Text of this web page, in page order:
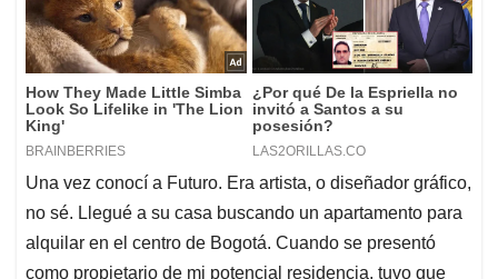
Una vez conocí a Futuro. Era artista, o diseñador gráfico,
no sé. Llegué a su casa buscando un apartamento para
alquilar en el centro de Bogotá. Cuando se presentó
como propietario de mi potencial residencia, tuvo que